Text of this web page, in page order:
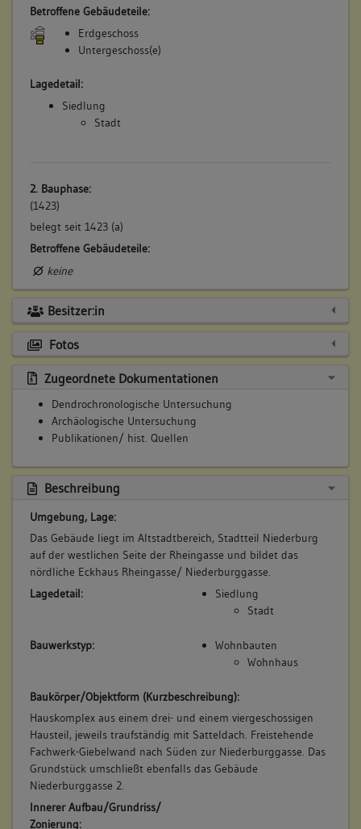
Betroffene Gebäudeteile:
Erdgeschoss
Untergeschoss(e)
Lagedetail:
Siedlung
Stadt
2. Bauphase:
(1423)
belegt seit 1423 (a)
Betroffene Gebäudeteile:
keine
Besitzer:in
Fotos
Zugeordnete Dokumentationen
Dendrochronologische Untersuchung
Archäologische Untersuchung
Publikationen/ hist. Quellen
Beschreibung
Umgebung, Lage:
Das Gebäude liegt im Altstadtbereich, Stadtteil Niederburg
auf der westlichen Seite der Rheingasse und bildet das
nördliche Eckhaus Rheingasse/ Niederburggasse.
Lagedetail:
Siedlung
Stadt
Bauwerkstyp:
Wohnbauten
Wohnhaus
Baukörper/Objektform (Kurzbeschreibung):
Hauskomplex aus einem drei- und einem viergeschossigen
Hausteil, jeweils traufständig mit Satteldach. Freistehende
Fachwerk-Giebelwand nach Süden zur Niederburggasse. Das
Grundstück umschließt ebenfalls das Gebäude
Niederburggasse 2.
Innerer Aufbau/Grundriss/
Zonierung: